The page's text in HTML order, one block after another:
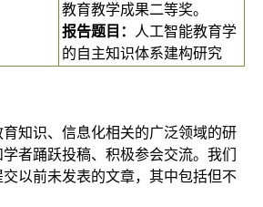
教育教学成果二等奖。
报告题目：
人工智能教育学
的自主知识体系建构研究
知识、信息化相关的广泛领域的研
者踊跃投稿、积极参会交流。我们
以前未发表的文章，其中包括但不